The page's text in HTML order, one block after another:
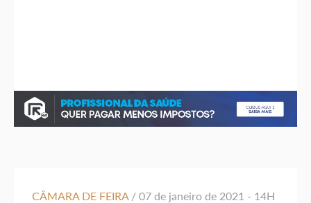
CÂMARA DE FEIRA / 07 de janeiro de 2021 - 14H